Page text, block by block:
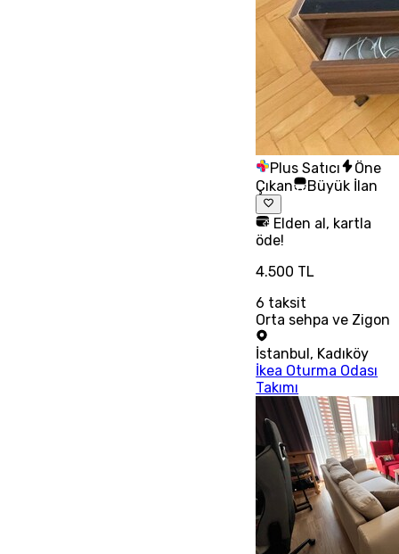
Plus Satıcı
Öne
Çıkan
Büyük İlan
Elden al, kartla
öde!
4.500 TL
6 taksit
Orta sehpa ve Zigon
İstanbul, Kadıköy
İkea Oturma Odası
Takımı